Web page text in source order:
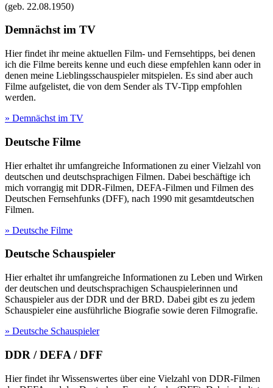
(geb. 22.08.1950)
Demnächst im TV
Hier findet ihr meine aktuellen Film- und Fernsehtipps, bei denen
ich die Filme bereits kenne und euch diese empfehlen kann oder in
denen meine Lieblingsschauspieler mitspielen. Es sind aber auch
Filme aufgelistet, die von dem Sender als TV-Tipp empfohlen
werden.
» Demnächst im TV
Deutsche Filme
Hier erhaltet ihr umfangreiche Informationen zu einer Vielzahl von
deutschen und deutschsprachigen Filmen. Dabei beschäftige ich
mich vorrangig mit DDR-Filmen, DEFA-Filmen und Filmen des
Deutschen Fernsehfunks (DFF), nach 1990 mit gesamtdeutschen
Filmen.
» Deutsche Filme
Deutsche Schauspieler
Hier erhaltet ihr umfangreiche Informationen zu Leben und Wirken
der deutschen und deutschsprachigen Schauspielerinnen und
Schauspieler aus der DDR und der BRD. Dabei gibt es zu jedem
Schauspieler eine ausführliche Biografie sowie deren Filmografie.
» Deutsche Schauspieler
DDR / DEFA / DFF
Hier findet ihr Wissenswertes über eine Vielzahl von DDR-Filmen